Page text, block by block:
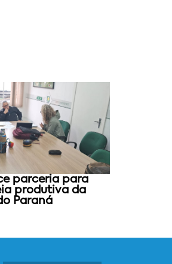
parceria para
produtiva da
Paraná